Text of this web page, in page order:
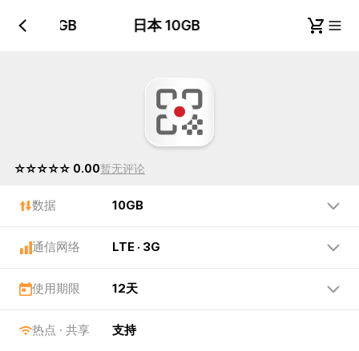
日本 10GB 日本 10GB
☆☆☆☆☆ 0.00暂无评论
数据 10GB
通信网络 LTE · 3G
使用期限 12天
热点 · 共享 支持